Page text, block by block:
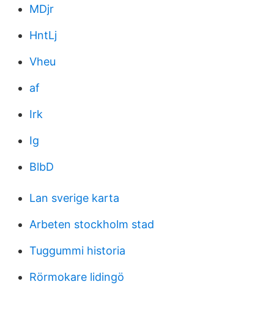
MDjr
HntLj
Vheu
af
Irk
Ig
BlbD
Lan sverige karta
Arbeten stockholm stad
Tuggummi historia
Rörmokare lidingö